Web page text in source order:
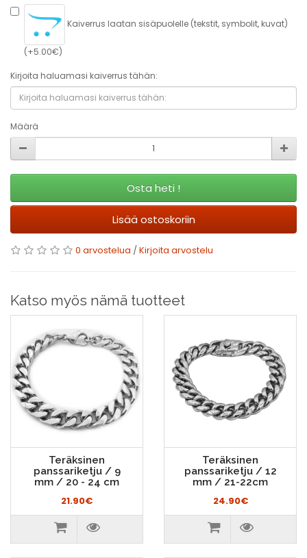
Kaiverrus laatan sisäpuolelle (tekstit, symbolit, kuvat)
(+5.00€)
Kirjoita haluamasi kaiverrus tähän:
Määrä
Osta heti !
Lisää ostoskoriin
0 arvostelua /Kirjoita arvostelu
Katso myös nämä tuotteet
Teräksinen
panssariketju / 9
mm / 20 - 24 cm
21.90€
Teräksinen
panssariketju / 12
mm / 21-22cm
24.90€